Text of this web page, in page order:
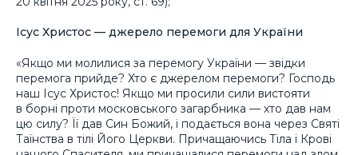
Ісус Христос — джерело перемоги для України
«Якщо ми молилися за перемогу України — звідки
перемога прийде? Хто є джерелом перемоги? Господь
наш Ісус Христос! Якщо ми просили сили вистояти
в борні проти московського загарбника — хто дав нам
цю силу? Її дав Син Божий, і подається вона через Святі
Таїнства в тілі Його Церкви. Причащаючись Тіла і Крові